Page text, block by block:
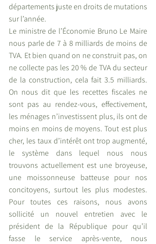
départements juste en droits de mutations
sur l’année.
Le ministre de l’Économie Bruno Le Maire
nous parle de 7 à 8 milliards de moins de
TVA. Et bien quand on ne construit pas, on
ne collecte pas les 20 % de TVA du secteur
de la construction, cela fait 3.5 milliards.
On nous dit que les recettes fiscales ne
sont pas au rendez-vous, effectivement,
les ménages n’investissent plus, ils ont de
moins en moins de moyens. Tout est plus
cher, les taux d’intérêt ont trop augmenté,
le système dans lequel nous nous
trouvons actuellement est une broyeuse,
une moissonneuse batteuse pour nos
concitoyens, surtout les plus modestes.
Pour toutes ces raisons, nous avons
sollicité un nouvel entretien avec le
président de la République pour qu’il
fasse le service après-vente, nous